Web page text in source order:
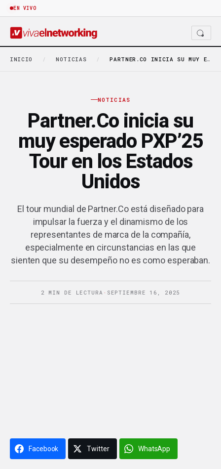
EN VIVO
INICIO / NOTICIAS / PARTNER.CO INICIA SU MUY ESPERADO PXP’25 TOUR EN…
NOTICIAS
Partner.Co inicia su
muy esperado PXP’25
Tour en los Estados
Unidos
El tour mundial de Partner.Co está diseñado para
impulsar la fuerza y el dinamismo de los
representantes de marca de la compañía,
especialmente en circunstancias en las que
sienten que su desempeño no es como esperaban.
2 MIN DE LECTURA · SEPTIEMBRE 16, 2025
Facebook Twitter WhatsApp